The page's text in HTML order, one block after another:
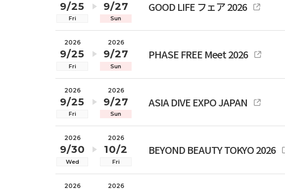
9/25
Fri
9/27
Sun
GOOD LIFE フェア 2026
2026
9/25
Fri
2026
9/27
Sun
PHASE FREE Meet 2026
2026
9/25
Fri
2026
9/27
Sun
ASIA DIVE EXPO JAPAN
2026
9/30
Wed
2026
10/2
Fri
BEYOND BEAUTY TOKYO 2026
2026 2026